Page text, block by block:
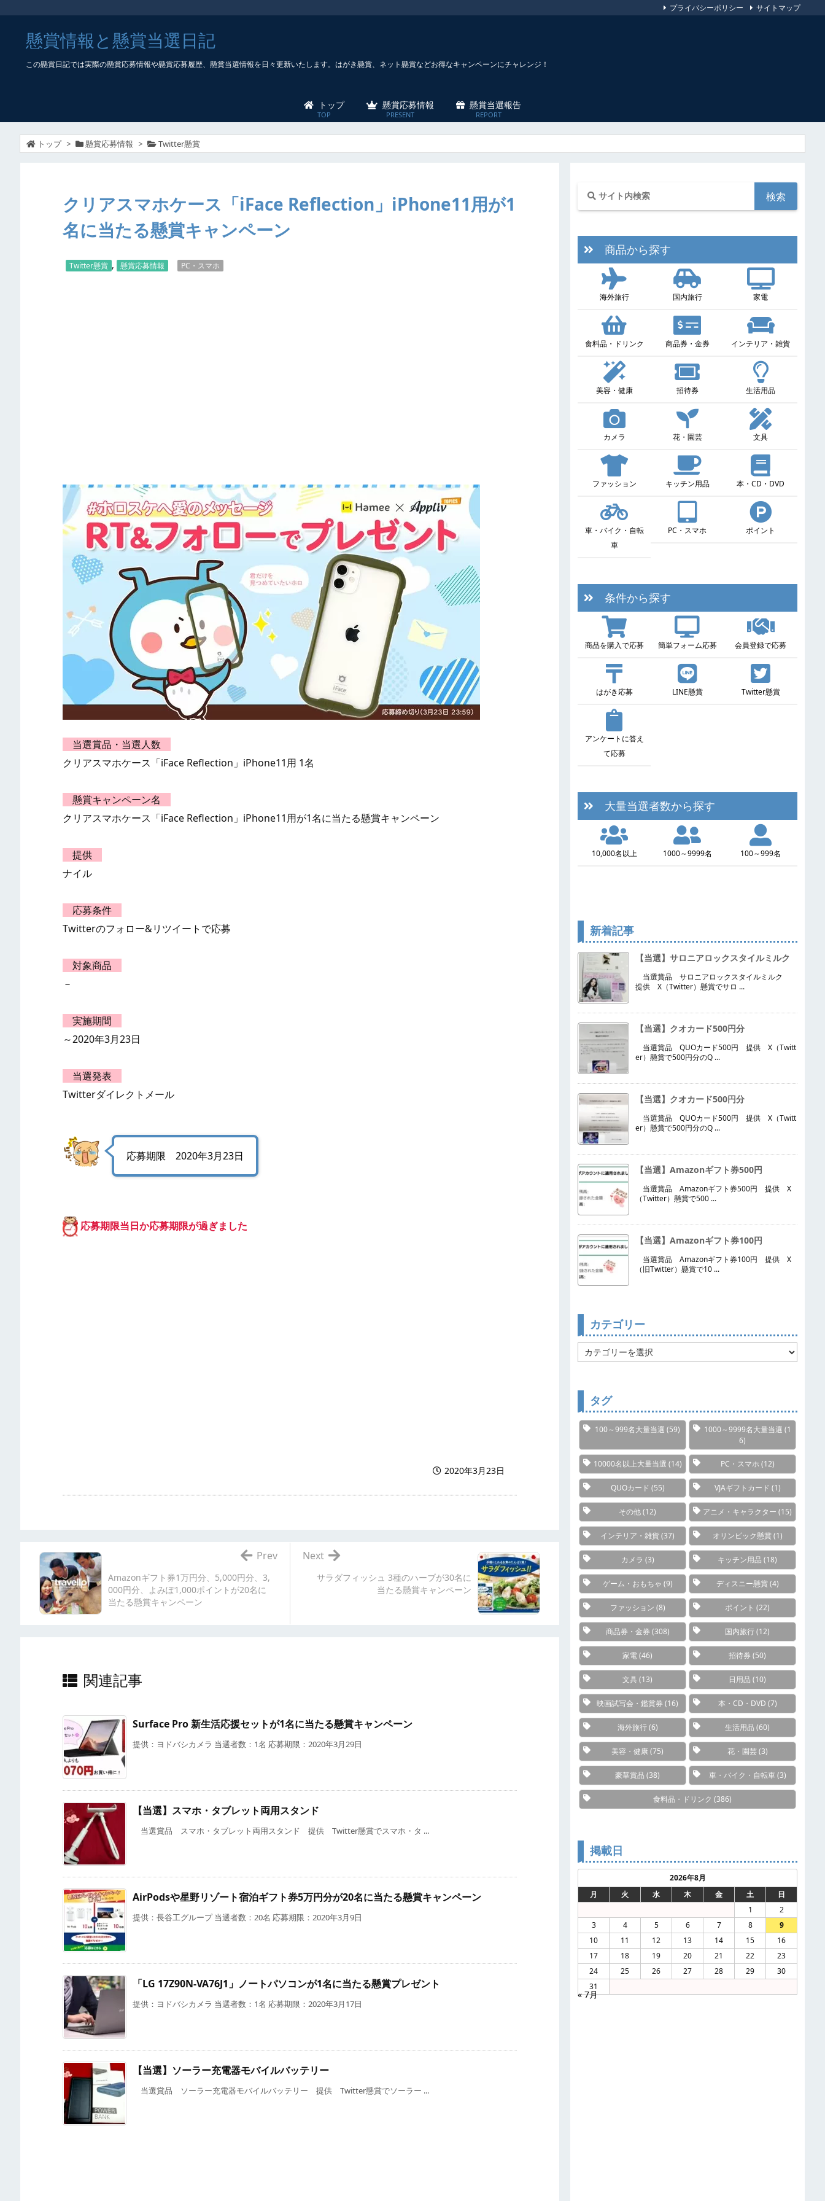
懸賞情報と懸賞当選日記
この懸賞日記では実際の懸賞応募情報や懸賞応募履歴、懸賞当選情報を日々更新いたします。はがき懸賞、ネット懸賞などお得なキャンペーンにチャレンジ！
トップ 懸賞応募情報 懸賞当選報告
プライバシーポリシー サイトマップ
トップ > 懸賞応募情報 > Twitter懸賞
クリアスマホケース「iFace Reflection」iPhone11用が1
名に当たる懸賞キャンペーン
Twitter懸賞 , 懸賞応募情報 PC・スマホ
当選賞品・当選人数
クリアスマホケース「iFace Reflection」iPhone11用 1名
懸賞キャンペーン名
クリアスマホケース「iFace Reflection」iPhone11用が1名に当たる懸賞キャンペーン
提供
ナイル
応募条件
Twitterのフォロー&リツイートで応募
対象商品
－
実施期間
～2020年3月23日
当選発表
Twitterダイレクトメール
応募期限 2020年3月23日
応募期限当日か応募期限が過ぎました
2020年3月23日
サラダフィッシュ 3種のハーブが30名に
当たる懸賞キャンペーン
Next
Amazonギフト券1万円分、5,000円分、3,
000円分、よみぽ1,000ポイントが20名に
当たる懸賞キャンペーン
Prev
関連記事
Surface Pro 新生活応援セットが1名に当たる懸賞キャンペーン
提供：ヨドバシカメラ 当選者数：1名 応募期限：2020年3月29日
【当選】スマホ・タブレット両用スタンド
当選賞品 スマホ・タブレット両用スタンド 提供 Twitter懸賞でスマホ・タ ...
AirPodsや星野リゾート宿泊ギフト券5万円分が20名に当たる懸賞キャンペーン
提供：長谷工グループ 当選者数：20名 応募期限：2020年3月9日
「LG 17Z90N-VA76J1」ノートパソコンが1名に当たる懸賞プレゼント
提供：ヨドバシカメラ 当選者数：1名 応募期限：2020年3月17日
【当選】ソーラー充電器モバイルバッテリー
当選賞品 ソーラー充電器モバイルバッテリー 提供 Twitter懸賞でソーラー ...
商品から探す
海外旅行 国内旅行 家電
食料品・ドリンク 商品券・金券 インテリア・雑貨
美容・健康 招待券 生活用品
カメラ 花・園芸 文具
ファッション キッチン用品 本・CD・DVD
車・バイク・自転
車
PC・スマホ ポイント
条件から探す
商品を購入で応募 簡単フォーム応募 会員登録で応募
はがき応募 LINE懸賞 Twitter懸賞
アンケートに答え
て応募
大量当選者数から探す
10,000名以上 1000～9999名 100～999名
新着記事
【当選】サロニアロックスタイルミルク
当選賞品 サロニアロックスタイルミルク
提供 X（Twitter）懸賞でサロ ...
【当選】クオカード500円分
当選賞品 QUOカード500円 提供 X（Twitt
er）懸賞で500円分のQ ...
【当選】クオカード500円分
当選賞品 QUOカード500円 提供 X（Twitt
er）懸賞で500円分のQ ...
【当選】Amazonギフト券500円
当選賞品 Amazonギフト券500円 提供 X
（Twitter）懸賞で500 ...
【当選】Amazonギフト券100円
当選賞品 Amazonギフト券100円 提供 X
（旧Twitter）懸賞で10 ...
カテゴリー
カ
テ
タグ
100～999名大量当選 (59) 1000～9999名大量当選 (1
6)
10000名以上大量当選 (14) PC・スマホ (12)
QUOカード (55) VJAギフトカード (1)
その他(12) アニメ・キャラクター (15)
インテリア・雑貨(37) オリンピック懸賞(1)
カメラ (3) キッチン用品 (18)
ゲーム・おもちゃ (9) ディスニー懸賞(4)
ファッション (8) ポイント (22)
商品券・金券 (308) 国内旅行(12)
家電(46) 招待券 (50)
文具 (13) 日用品 (10)
映画試写会・鑑賞券 (16) 本・CD・DVD (7)
海外旅行(6) 生活用品 (60)
美容・健康(75) 花・園芸(3)
豪華賞品 (38) 車・バイク・自転車(3)
食料品・ドリンク (386)
掲載日
2026年8月
月
火 水 木 金 土
日
1
2
3
4 5 6 7 8
9
10
11 12 13 14 15
16
17
18 19 20 21 22
23
24
25 26 27 28 29
30
31
« 7月